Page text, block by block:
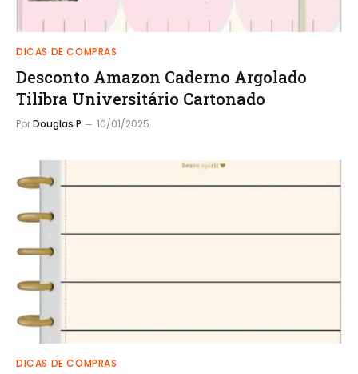
DICAS DE COMPRAS
Desconto Amazon Caderno Argolado
Tilibra Universitário Cartonado
PorDouglas P 10/01/2025
DICAS DE COMPRAS